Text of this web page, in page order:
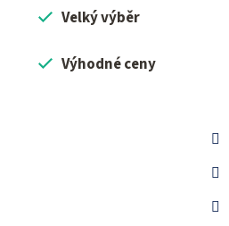
Velký výběr
Výhodné ceny